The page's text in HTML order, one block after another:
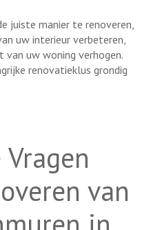
juiste manier te renoveren,
uw interieur verbeteren,
uw woning verhogen.
renovatieklus grondig
van